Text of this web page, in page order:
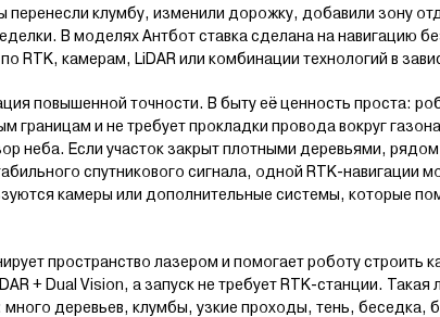
перенесли клумбу, изменили дорожку, добавили зону
В моделях Антбот ставка сделана на навигацию
RTK, камерам, LiDAR или комбинации технологий в
повышенной точности. В быту её ценность проста:
границам и не требует прокладки провода вокруг
неба. Если участок закрыт плотными деревьями,
спутникового сигнала, одной RTK-навигации
камеры или дополнительные системы, которые
пространство лазером и помогает роботу строить
+ Dual Vision, а запуск не требует RTK-станции.
деревьев, клумбы, узкие проходы, тень, беседка,